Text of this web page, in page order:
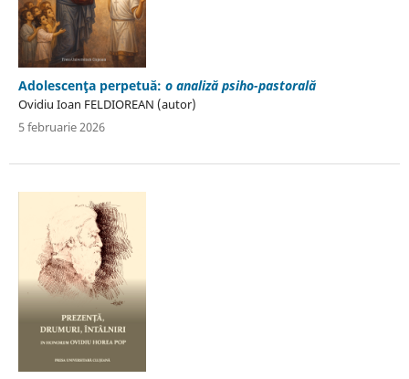
Adolescenţa perpetuă: o analiză psiho-pastorală
Ovidiu Ioan FELDIOREAN (autor)
5 februarie 2026